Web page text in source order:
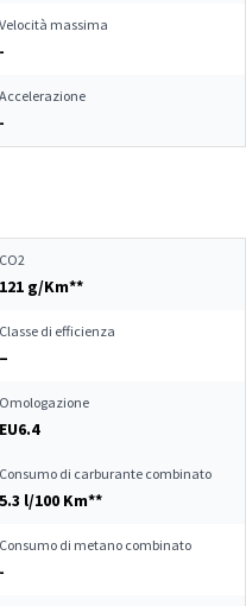
Velocità massima
-
Accelerazione
-
CO2
121 g/Km**
Classe di efficienza
–
Omologazione
EU6.4
Consumo di carburante combinato
5.3 l/100 Km**
Consumo di metano combinato
-